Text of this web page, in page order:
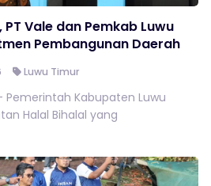
Vale dan Pemkab Luwu
Pembangunan Daerah
Luwu Timur
Pemerintah Kabupaten Luwu
Halal Bihalal yang